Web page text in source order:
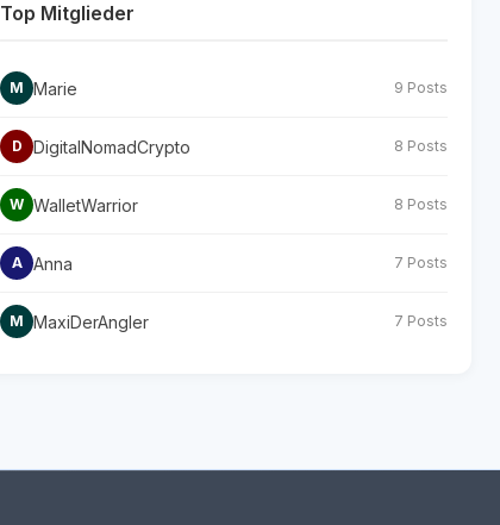
Top Mitglieder
M Marie 9 Posts
D DigitalNomadCrypto 8 Posts
W WalletWarrior 8 Posts
A Anna 7 Posts
M MaxiDerAngler 7 Posts